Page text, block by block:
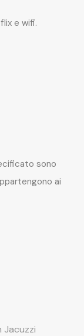
e wifi.
sono
ai
Jacuzzi